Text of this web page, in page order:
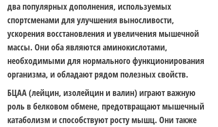
два популярных дополнения, используемых
спортсменами для улучшения выносливости,
ускорения восстановления и увеличения мышечной
массы. Они оба являются аминокислотами,
необходимыми для нормального функционирования
организма, и обладают рядом полезных свойств.
БЦАА (лейцин, изолейцин и валин) играют важную
роль в белковом обмене, предотвращают мышечный
катаболизм и способствуют росту мышц. Они также